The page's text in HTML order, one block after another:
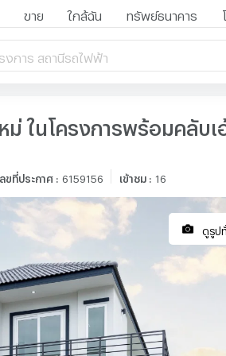
ขาย ใกล้ฉัน ทรัพย์ธนาคาร
งการ สถานีรถไฟฟ้า
ม่ ในโครงการพร้อมคลับเ
ลขที่ประกาศ: 6159156 เข้าชม: 16
ดูรูป